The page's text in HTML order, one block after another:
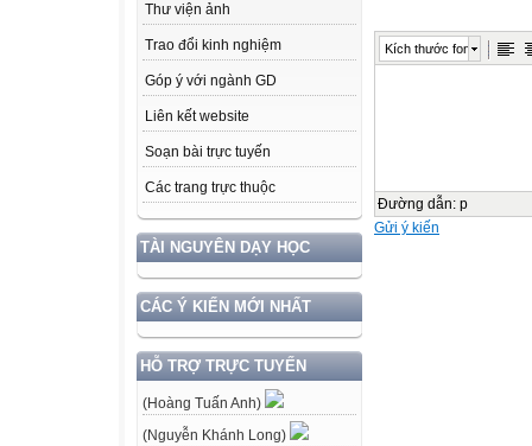
Thư viện ảnh
Trao đổi kinh nghiệm
Góp ý với ngành GD
Liên kết website
Soạn bài trực tuyến
Các trang trực thuộc
TÀI NGUYÊN DẠY HỌC
CÁC Ý KIẾN MỚI NHẤT
HỖ TRỢ TRỰC TUYẾN
(Hoàng Tuấn Anh)
(Nguyễn Khánh Long)
Kích thước font
Đường dẫn: p
Gửi ý kiến